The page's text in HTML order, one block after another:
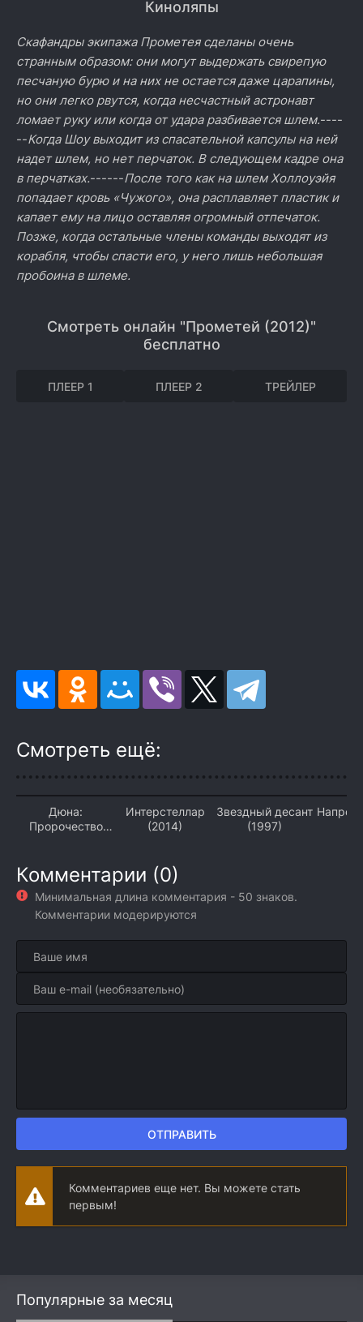
Киноляпы
Скафандры экипажа Прометея сделаны очень
странным образом: они могут выдержать свирепую
песчаную бурю и на них не остается даже царапины,
но они легко рвутся, когда несчастный астронавт
ломает руку или когда от удара разбивается шлем.----
--Когда Шоу выходит из спасательной капсулы на ней
надет шлем, но нет перчаток. В следующем кадре она
в перчатках.------После того как на шлем Холлоуэйя
попадает кровь «Чужого», она расплавляет пластик и
капает ему на лицо оставляя огромный отпечаток.
Позже, когда остальные члены команды выходят из
корабля, чтобы спасти его, у него лишь небольшая
пробоина в шлеме.
Смотреть онлайн "Прометей (2012)"
бесплатно
ПЛЕЕР 1 ПЛЕЕР 2 ТРЕЙЛЕР
Смотреть ещё:
Дюна:
Пророчество
Интерстеллар
(2014)
Звездный десант
(1997)
Комментарии (0)
Минимальная длина комментария - 50 знаков.
Комментарии модерируются
ОТПРАВИТЬ
Комментариев еще нет. Вы можете стать
первым!
Популярные за месяц